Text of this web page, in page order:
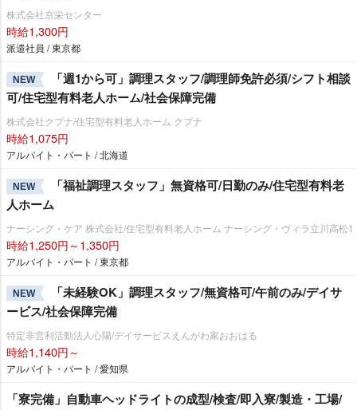
株式会社京栄センター
時給1,300円
派遣社員 / 東京都
NEW
「週1から可」調理スタッフ/調理師免許必須/シフト相談
可/住宅型有料老人ホーム/社会保障完備
株式会社クプナ/住宅型有料老人ホーム クプナ
時給1,075円
アルバイト・パート / 北海道
NEW
「福祉調理スタッフ」無資格可/日勤のみ/住宅型有料老
人ホーム
ナーシング・ケア 株式会社/住宅型有料老人ホーム ナーシング・ヴィラ立川高松1
時給1,250円～1,350円
アルバイト・パート / 東京都
NEW
「未経験OK」調理スタッフ/無資格可/午前のみ/デイサ
ービス/社会保障完備
特定非営利活動法人心陽/デイサービスえんがわ家おおはる
時給1,140円～
アルバイト・パート / 愛知県
「寮完備」自動車ヘッドライトの成型/検査/即入寮/製造・工場/